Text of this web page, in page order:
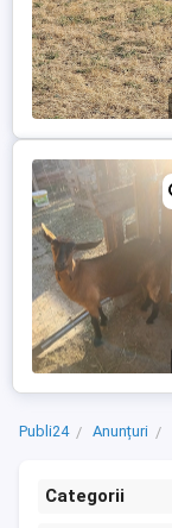
Publi24 Anunțuri
Categorii